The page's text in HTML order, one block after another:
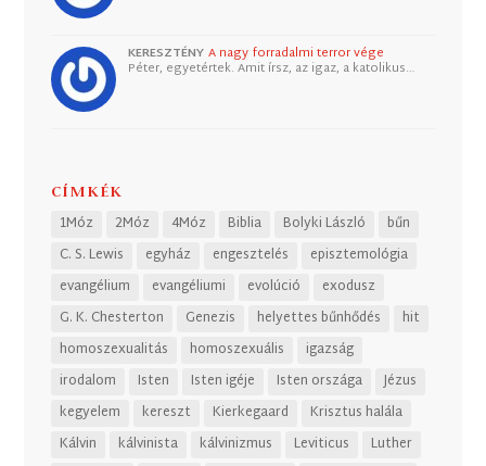
KERESZTÉNY A nagy forradalmi terror vége
Péter, egyetértek. Amit írsz, az igaz, a katolikus…
CÍMKÉK
1Móz 2Móz 4Móz Biblia Bolyki László
bűn
C. S. Lewis
egyház engesztelés
episztemológia
evangélium
evangéliumi evolúció
exodusz
G. K. Chesterton
Genezis helyettes bűnhődés
hit
homoszexualitás
homoszexuális
igazság
irodalom
Isten Isten igéje Isten országa
Jézus
kegyelem
kereszt Kierkegaard
Krisztus halála
Kálvin
kálvinista kálvinizmus Leviticus
Luther